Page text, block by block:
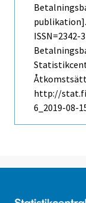
publikation].
ISSN=2342-
http://
6_2019-08-